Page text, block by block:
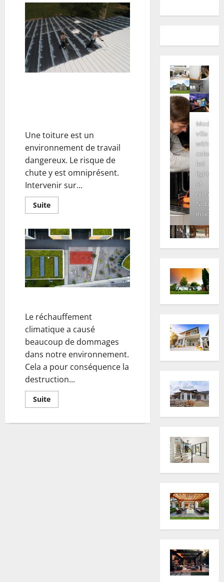
Une toiture est un
environnement de travail
dangereux. Le risque de
chute y est omniprésent.
Intervenir sur...
SuiteEn
savoir
Quels
équipements
de
sécurité
en
hauteur
mettre
en
place
employés
un
toit
?
Le réchauffement
climatique a causé
beaucoup de dommages
dans notre environnement.
Cela a pour conséquence la
destruction...
SuiteEn
savoir
Modern
villa
with
colored
led
lights
at
night.
Nobody
inside